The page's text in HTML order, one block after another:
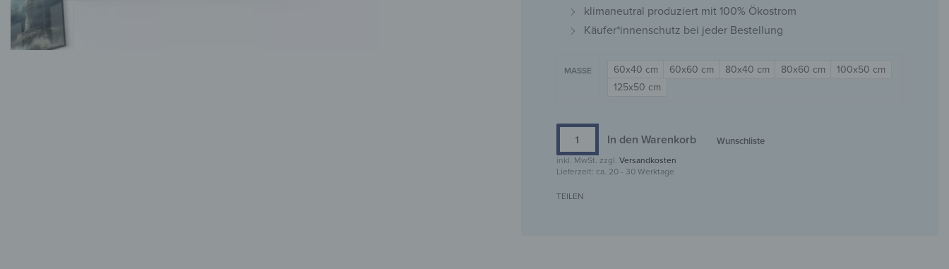
klimaneutral produziert mit 100% Ökostrom
Käufer*innenschutz bei jeder Bestellung
MASSE 60x40 cm 60x60 cm 80x40 cm 80x60 cm
100x50 cm
125x50 cm
In den Warenkorb Wunschliste
inkl. MwSt. zzgl. Versandkosten
Lieferzeit: ca. 20 - 30 Werktage
TEILEN